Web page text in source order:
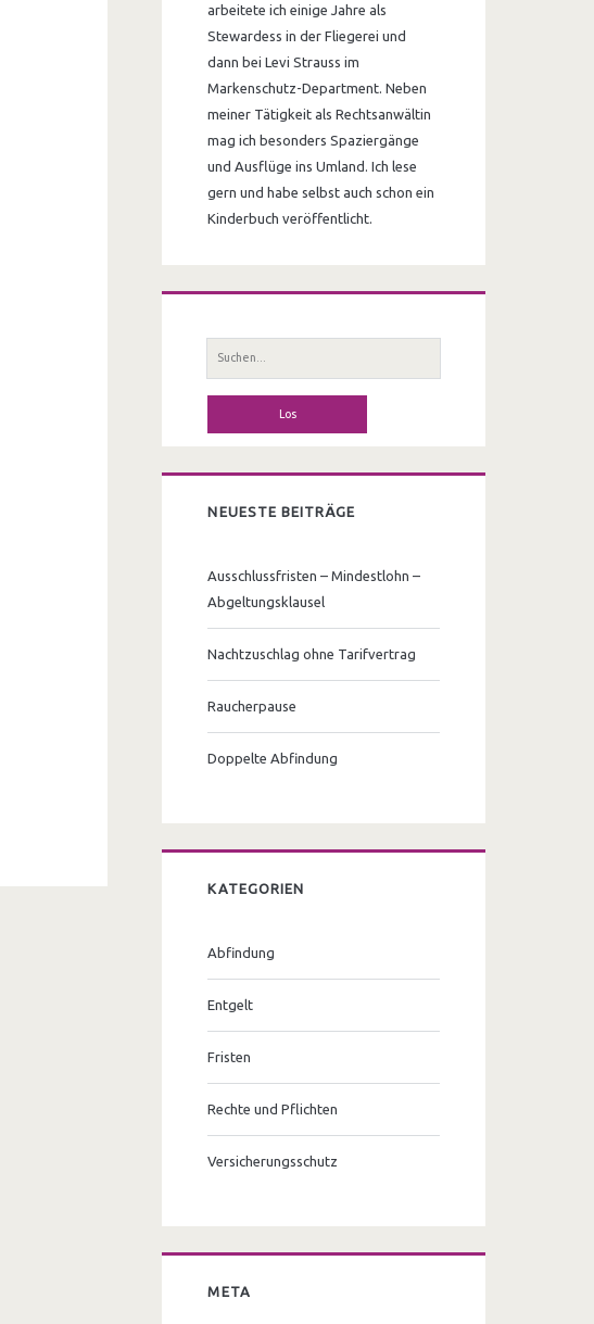
arbeitete ich einige Jahre als
Stewardess in der Fliegerei und
dann bei Levi Strauss im
Markenschutz-Department. Neben
meiner Tätigkeit als Rechtsanwältin
mag ich besonders Spaziergänge
und Ausflüge ins Umland. Ich lese
gern und habe selbst auch schon ein
Kinderbuch veröffentlicht.
u
a
:
NEUESTE BEITRÄGE
Ausschlussfristen – Mindestlohn –
Abgeltungsklausel
Nachtzuschlag ohne Tarifvertrag
Raucherpause
Doppelte Abfindung
KATEGORIEN
Abfindung
Entgelt
Fristen
Rechte und Pflichten
Versicherungsschutz
META